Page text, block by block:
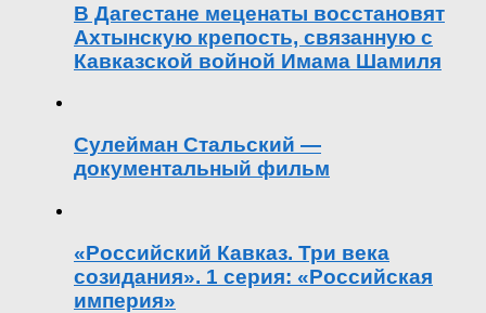
В Дагестане меценаты восстановят
Ахтынскую крепость, связанную с
Кавказской войной Имама Шамиля
Сулейман Стальский —
документальный фильм
«Российский Кавказ. Три века
созидания». 1 серия: «Российская
империя»